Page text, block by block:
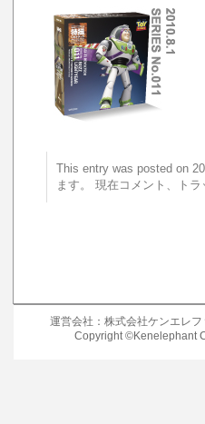
This entry was posted on
ます。 現在コメント、ト
運営会社：株式会社ケンエレフ
Copyright ©Kenelephant